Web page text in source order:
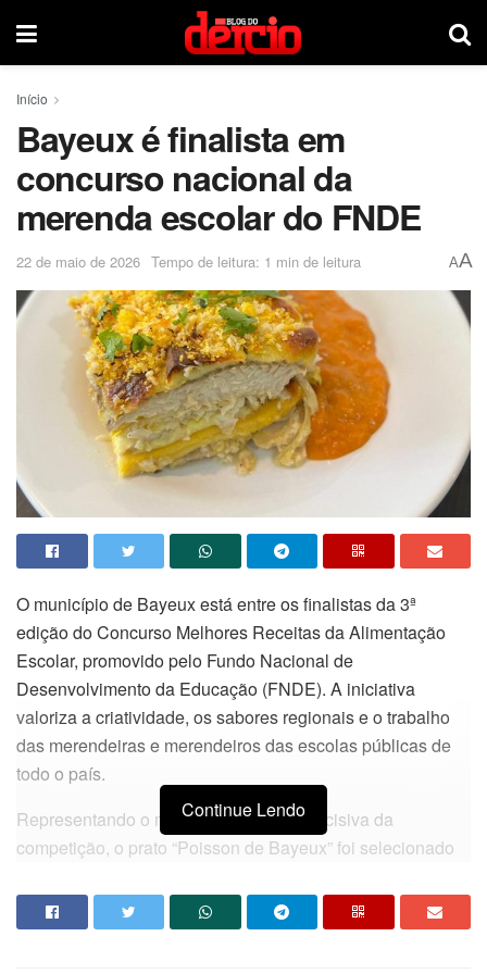
Início
Bayeux é finalista em
concurso nacional da
merenda escolar do FNDE
22 de maio de 2026 Tempo de leitura: 1 min de leitura AA
O município de Bayeux está entre os finalistas da 3ª
edição do Concurso Melhores Receitas da Alimentação
Escolar, promovido pelo Fundo Nacional de
Desenvolvimento da Educação (FNDE). A iniciativa
valoriza a criatividade, os sabores regionais e o trabalho
das merendeiras e merendeiros das escolas públicas de
todo o país.
Representando o município na etapa decisiva da
competição, o prato “Poisson de Bayeux” foi selecionado
popular, que acontece entre os dias 15 e 30 de maio.
Continue Lendo